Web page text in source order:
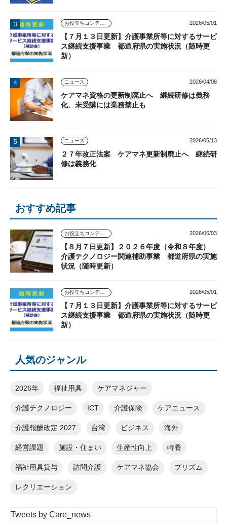
お役立ちコンテンツ 2026/05/01
【７月１３日更新】介護事業所等に対するサービ
ス継続支援事業 都道府県の実施状況（随時更
新）
ニュース 2026/04/08
ケアマネ資格の更新制廃止へ 継続研修は義務
化、未受講には業務禁止も
ニュース 2026/05/13
２７年改正法案 ケアマネ更新制廃止へ 継続研
修は義務化
おすすめ記事
お役立ちコンテンツ 2026/06/03
【８月７日更新】２０２６年度（令和８年度）
介護テクノロジー関連補助事業 都道府県の実施
状況（随時更新）
お役立ちコンテンツ 2026/05/01
【７月１３日更新】介護事業所等に対するサービ
ス継続支援事業 都道府県の実施状況（随時更
新）
人気のジャンル
2026年 福祉用具 ケアマネジャー
介護テクノロジー ICT 介護保険 ケアニュース
介護報酬改定 2027 台湾 ビジネス 海外
経営課題 施設・住まい 生産性向上 特養
福祉用具貸与 訪問介護 ケアマネ協会 プリズム
レクリエーション
Tweets by Care_news